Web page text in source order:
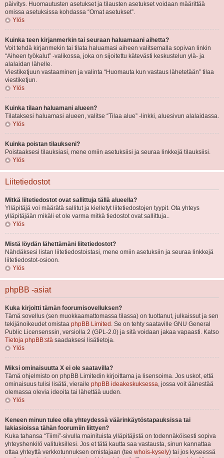
päivitys. Huomautusten asetukset ja tilausten asetukset voidaan määrittää
omissa asetuksissa kohdassa “Omat asetukset”.
Ylös
Kuinka teen kirjanmerkin tai seuraan haluamaani aihetta?
Voit tehdä kirjanmekin tai tilata haluamasi aiheen valitsemalla sopivan linkin
“Aiheen työkalut” -valikossa, joka on sijoitettu kätevästi keskustelun ylä- ja
alalaidan lähelle.
Viestiketjuun vastaaminen ja valinta “Huomauta kun vastaus lähetetään” tilaa
viestiketjun.
Ylös
Kuinka tilaan haluamani alueen?
Tilataksesi haluamasi alueen, valitse “Tilaa alue” -linkki, aluesivun alalaidassa.
Ylös
Kuinka poistan tilaukseni?
Poistaaksesi tilauksiasi, mene omiin asetuksiisi ja seuraa linkkejä tilauksiisi.
Ylös
Liitetiedostot
Mitkä liitetiedostot ovat sallittuja tällä alueella?
Ylläpitäjä voi määrätä sallitut ja kielletyt liitetiedostojen tyypit. Ota yhteys
ylläpitäjään mikäli et ole varma mitkä tiedostot ovat sallittuja..
Ylös
Mistä löydän lähettämäni liitetiedostot?
Nähdäksesi listan liitetiedostoistasi, mene omiin asetuksiin ja seuraa linkkejä
liitetiedostot-osioon.
Ylös
phpBB -asiat
Kuka kirjoitti tämän foorumisovelluksen?
Tämä sovellus (sen muokkaamattomassa tilassa) on tuottanut, julkaissut ja sen
tekijänoikeudet omistaa phpBB Limited . Se on tehty saataville GNU General
Public Licensenssin, versiolla 2 (GPL-2.0) ja sitä voidaan jakaa vapaasti. Katso
Tietoja phpBB:stä saadaksesi lisätietoja.
Ylös
Miksi ominaisuutta X ei ole saatavilla?
Tämä ohjelmisto on phpBB Limitedin kirjoittama ja lisensoima. Jos uskot, että
ominaisuus tulisi lisätä, vieraile phpBB ideakeskuksessa, jossa voit äänestää
olemassa olevia ideoita tai lähettää uuden.
Ylös
Keneen minun tulee olla yhteydessä väärinkäytöstapauksissa tai
lakiasioissa tähän foorumiin liittyen?
Kuka tahansa “Tiimi”-sivulla mainituista ylläpitäjistä on todennäköisesti sopiva
yhteyshenkilö valituksillesi. Jos et tätä kautta saa vastausta, sinun kannattaa
ottaa yhteyttä verkkotunnuksen omistajaan (tee whois-kysely) tai jos kyseessä